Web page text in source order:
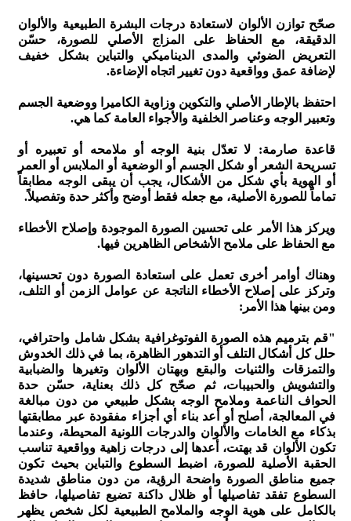
صحّح توازن الألوان لاستعادة درجات البشرة الطبيعية والألوان
الدقيقة، مع الحفاظ على المزاج الأصلي للصورة، حسّن
التعريض الضوئي والمدى الديناميكي والتباين بشكل خفيف
لإضافة عمق وواقعية دون تغيير اتجاه الإضاءة.
احتفظ بالإطار الأصلي والتكوين وزاوية الكاميرا ووضعية الجسم
وتعبير الوجه وعناصر الخلفية والأجواء العامة كما هي.
قاعدة صارمة: لا تعدّل بنية الوجه أو ملامحه أو تعبيره أو
تسريحة الشعر أو شكل الجسم أو الوضعية أو الملابس أو العمر
أو الهوية بأي شكل من الأشكال، يجب أن يبقى الوجه مطابقاً
تماماً للصورة الأصلية، مع جعله فقط أوضح وأكثر حدة وتفصيلاً.
ويركز هذا الأمر على تحسين الصورة الموجودة وإصلاح الأخطاء
مع الحفاظ على ملامح الأشخاص الظاهرين فيها.
وهناك أوامر أخرى تعمل على استعادة الصورة دون تحسينها،
وتركز على إصلاح الأخطاء الناتجة عن عوامل الزمن أو التلف،
ومن بينها هذا الأمر:
"قم بترميم هذه الصورة الفوتوغرافية بشكل شامل واحترافي،
حلل كل أشكال التلف أو التدهور الظاهرة، بما في ذلك الخدوش
والتمزقات والثنيات والبقع وبهتان الألوان وتغيرها والضبابية
والتشويش والحبيبات، ثم صحّح كل ذلك بعناية، حسّن حدة
الحواف الناعمة وملامح الوجه بشكل طبيعي من دون مبالغة
في المعالجة، أصلح أو أعد بناء أي أجزاء مفقودة عبر مطابقتها
بذكاء مع الخامات والألوان والدرجات اللونية المحيطة، وعندما
تكون الألوان قد بهتت، أعدها إلى درجات زاهية وواقعية تناسب
الحقبة الأصلية للصورة، اضبط السطوع والتباين بحيث تكون
جميع مناطق الصورة واضحة الرؤية، من دون مناطق شديدة
السطوع تفقد تفاصيلها أو ظلال داكنة تضيع تفاصيلها، حافظ
بالكامل على هوية الوجه والملامح الطبيعية لكل شخص يظهر